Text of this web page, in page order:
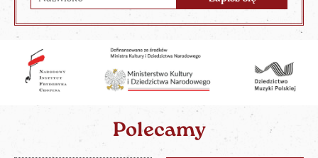
Polecamy